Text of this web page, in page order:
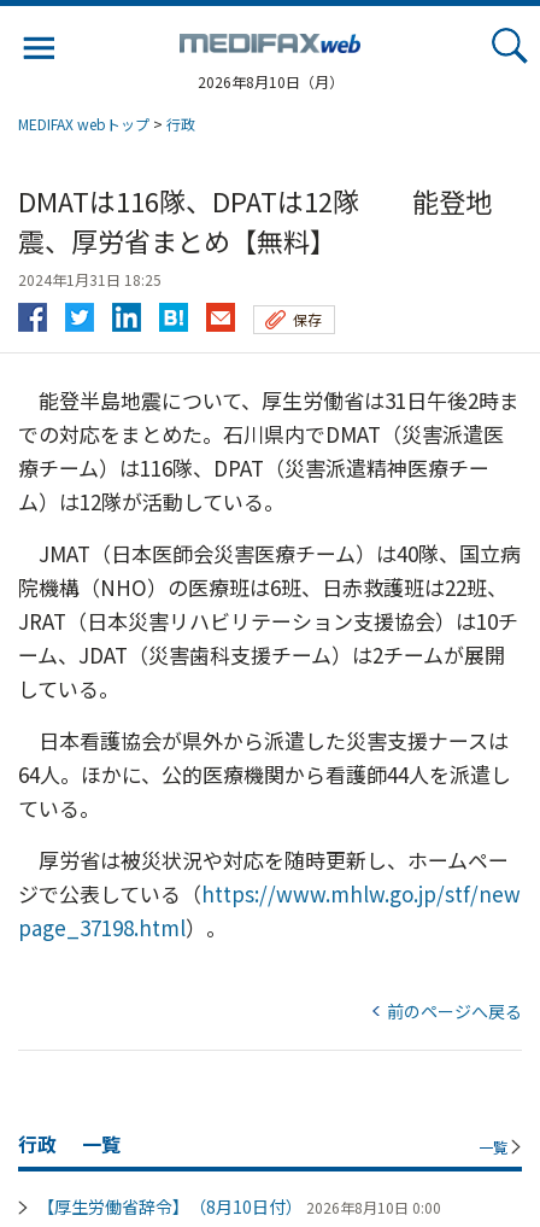
2026年8月10日（月）
MEDIFAX webトップ > 行政
DMATは116隊、DPATは12隊 能登地
震、厚労省まとめ【無料】
2024年1月31日 18:25
保存
能登半島地震について、厚生労働省は31日午後2時ま
での対応をまとめた。石川県内でDMAT（災害派遣医
療チーム）は116隊、DPAT（災害派遣精神医療チー
ム）は12隊が活動している。
JMAT（日本医師会災害医療チーム）は40隊、国立病
院機構（NHO）の医療班は6班、日赤救護班は22班、
JRAT（日本災害リハビリテーション支援協会）は10チ
ーム、JDAT（災害歯科支援チーム）は2チームが展開
している。
日本看護協会が県外から派遣した災害支援ナースは
64人。ほかに、公的医療機関から看護師44人を派遣し
ている。
厚労省は被災状況や対応を随時更新し、ホームペー
ジで公表している（https://www.mhlw.go.jp/stf/new
page_37198.html）。
前のページへ戻る
行政 一覧 一覧
【厚生労働省辞令】（8月10日付） 2026年8月10日 0:00